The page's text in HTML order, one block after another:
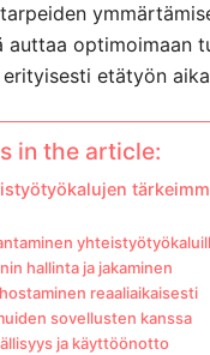
auttaa optimoimaan
etätyön
in the article:
hallinta ja jakaminen
reaaliaikaisesti
sovellusten kanssa
ja käyttöönotto